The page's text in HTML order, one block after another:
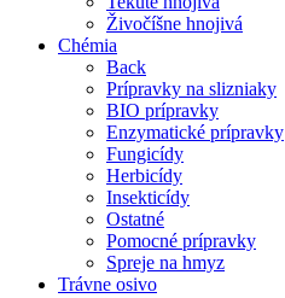
Živočíšne hnojivá
Chémia
Back
Prípravky na slizniaky
BIO prípravky
Enzymatické prípravky
Fungicídy
Herbicídy
Insekticídy
Ostatné
Pomocné prípravky
Spreje na hmyz
Trávne osivo